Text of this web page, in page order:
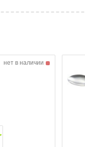
нет в наличии